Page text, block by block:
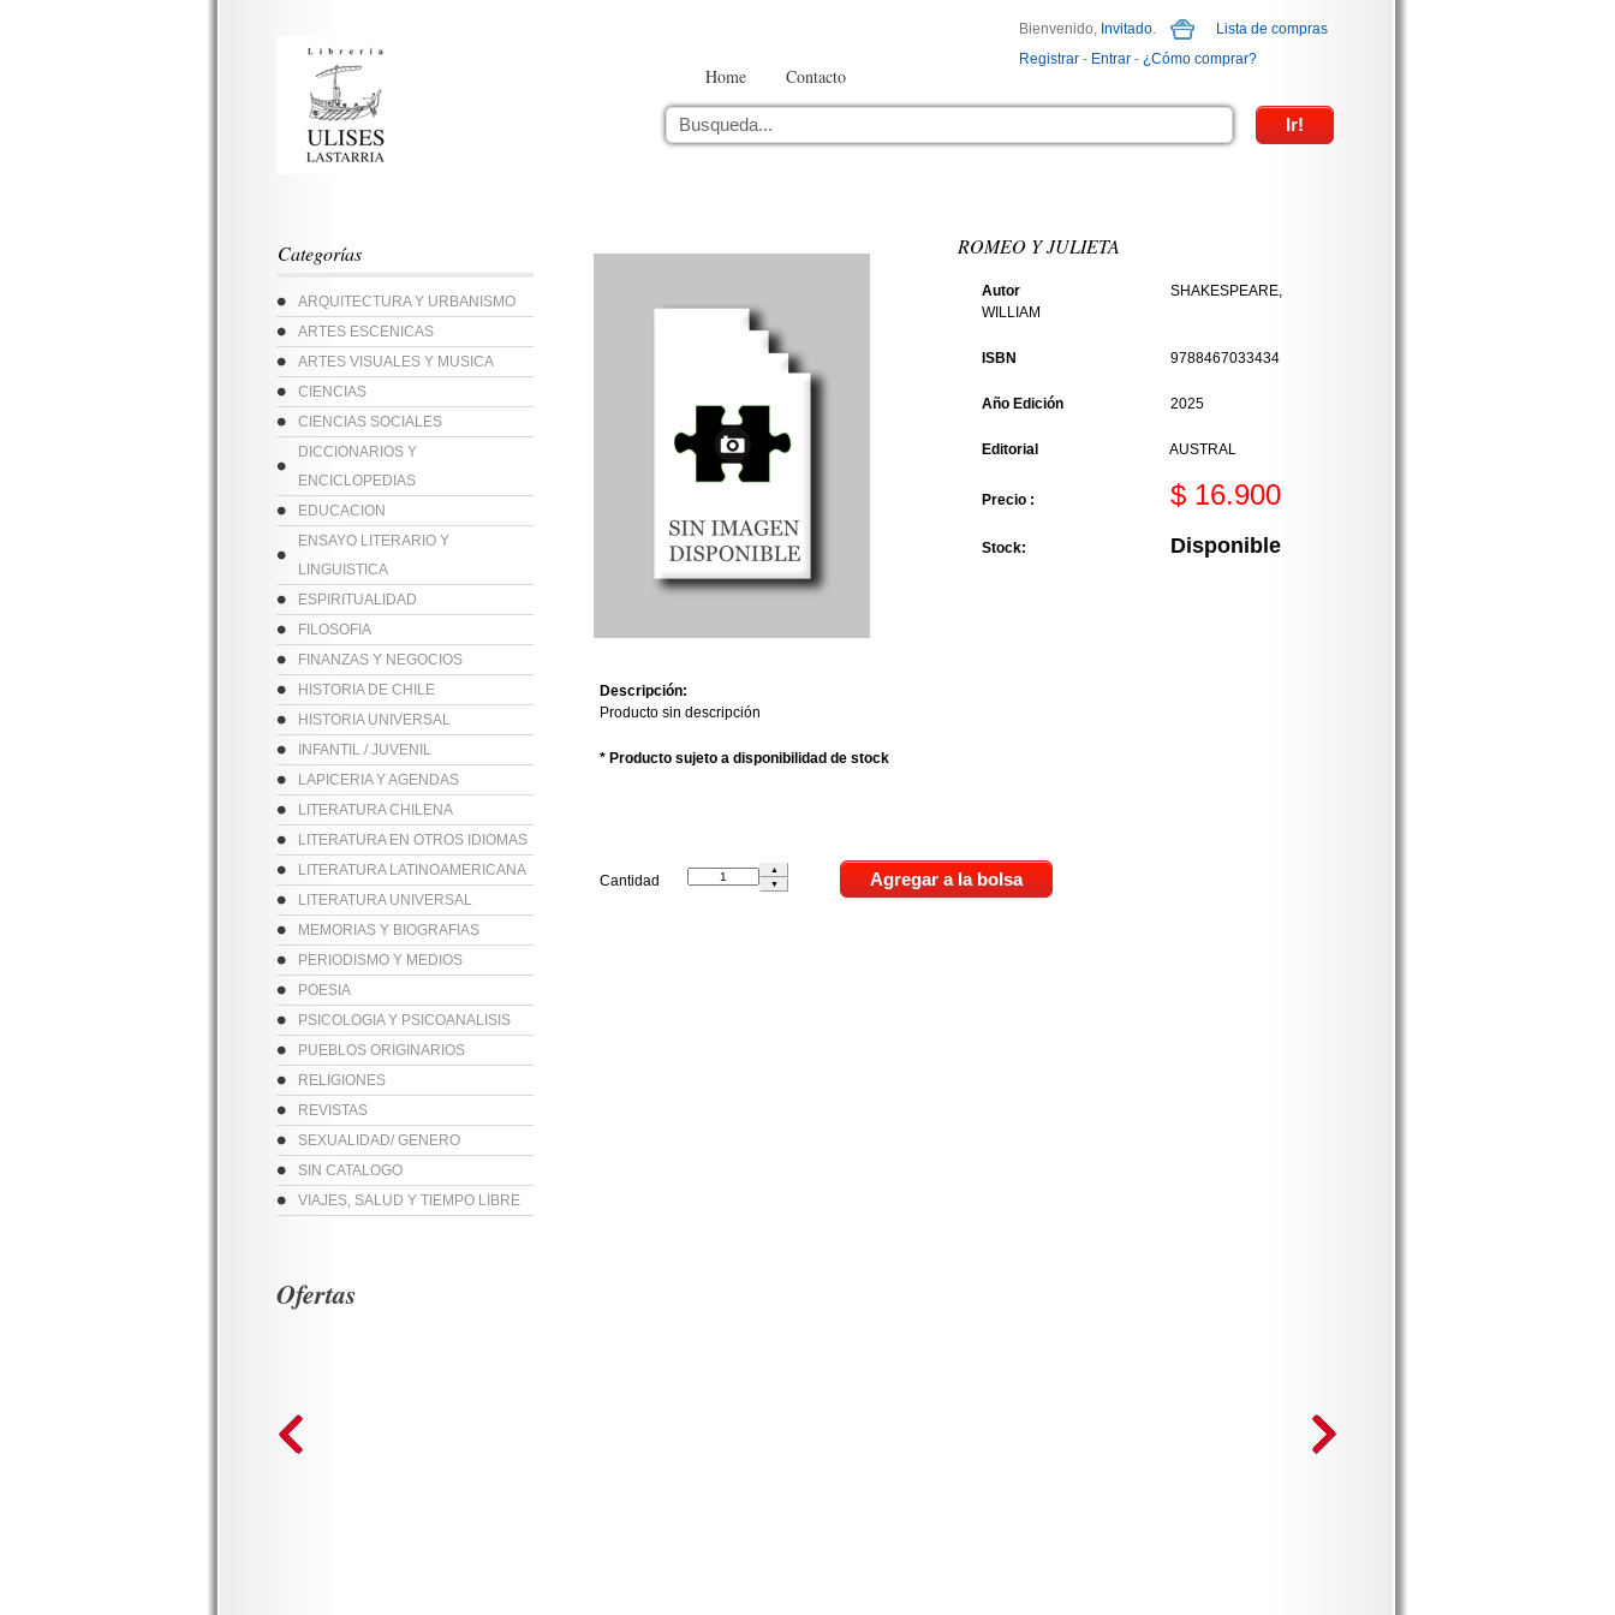
Home Contacto
Bienvenido, Invitado.
Lista de compras
Registrar - Entrar - ¿Cómo comprar?
Categorías
ARQUITECTURA Y URBANISMO
ARTES ESCENICAS
ARTES VISUALES Y MUSICA
CIENCIAS
CIENCIAS SOCIALES
DICCIONARIOS Y
ENCICLOPEDIAS
EDUCACION
ENSAYO LITERARIO Y
LINGUISTICA
ESPIRITUALIDAD
FILOSOFIA
FINANZAS Y NEGOCIOS
HISTORIA DE CHILE
HISTORIA UNIVERSAL
INFANTIL / JUVENIL
LAPICERIA Y AGENDAS
LITERATURA CHILENA
LITERATURA EN OTROS IDIOMAS
LITERATURA LATINOAMERICANA
LITERATURA UNIVERSAL
MEMORIAS Y BIOGRAFIAS
PERIODISMO Y MEDIOS
POESIA
PSICOLOGIA Y PSICOANALISIS
PUEBLOS ORIGINARIOS
RELIGIONES
REVISTAS
SEXUALIDAD/ GENERO
SIN CATALOGO
VIAJES, SALUD Y TIEMPO LIBRE
ROMEO Y JULIETA
Autor
SHAKESPEARE,
WILLIAM
ISBN 9788467033434
Año Edición 2025
Editorial AUSTRAL
Precio : $ 16.900
Stock: Disponible
Descripción:
Producto sin descripción
* Producto sujeto a disponibilidad de stock
Cantidad
Ofertas